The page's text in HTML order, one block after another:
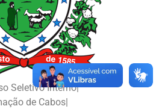
Seletivo Interno|
de Cabos|